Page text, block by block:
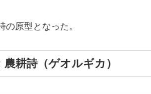
の原型となった。
農耕詩（ゲオルギカ）